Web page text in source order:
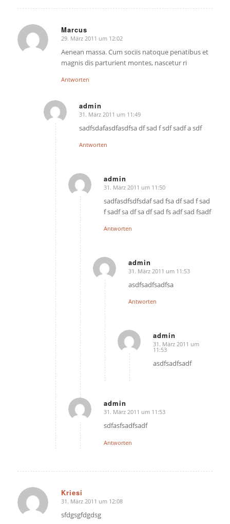
Marcus
sagte:
29. März 2011 um 12:02
Aenean massa. Cum sociis natoque penatibus et
magnis dis parturient montes, nascetur ri
Antworten
admin
sagte:
31. März 2011 um 11:49
sadfsdafasdfasdfsa df sad f sdf sadf a sdf
Antworten
admin
sagte:
31. März 2011 um 11:50
sadfasdfsdfsdaf sad fsa df sad f sad
f sadf sa df sa df sad fs adf sad fsadf
Antworten
admin
sagte:
31. März 2011 um 11:53
asdfsadfsadfsa
Antworten
admin
sagte:
31. März 2011 um
11:53
asdfsadfsadf
admin
sagte:
31. März 2011 um 11:53
sdfasfsadfsadf
Antworten
Kriesi
sagte:
31. März 2011 um 12:08
sfdgsgfdgdsg